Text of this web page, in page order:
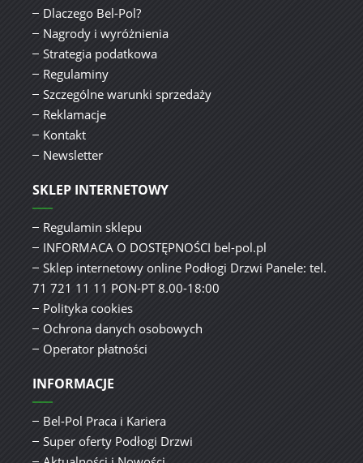
Dlaczego Bel-Pol?
Nagrody i wyróżnienia
Strategia podatkowa
Regulaminy
Szczególne warunki sprzedaży
Reklamacje
Kontakt
Newsletter
SKLEP INTERNETOWY
Regulamin sklepu
INFORMACA O DOSTĘPNOŚCI bel-pol.pl
Sklep internetowy online Podłogi Drzwi Panele: tel.
71 721 11 11 PON-PT 8.00-18:00
Polityka cookies
Ochrona danych osobowych
Operator płatności
INFORMACJE
Bel-Pol Praca i Kariera
Super oferty Podłogi Drzwi